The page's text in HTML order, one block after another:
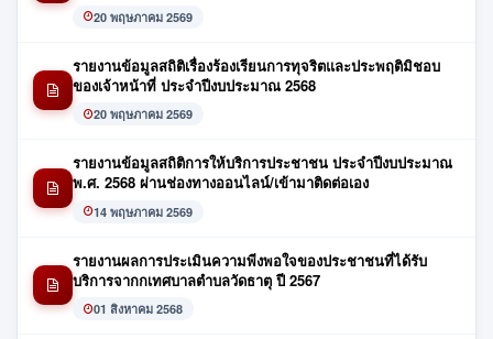
20 พฤษภาคม 2569
รายงานข้อมูลสถิติเรื่องร้องเรียนการทุจริตและประพฤติมิชอบ
ของเจ้าหน้าที่ ประจำปีงบประมาณ 2568
20 พฤษภาคม 2569
รายงานข้อมูลสถิติการให้บริการประชาชน ประจำปีงบประมาณ
พ.ศ. 2568 ผ่านช่องทางออนไลน์/เข้ามาติดต่อเอง
14 พฤษภาคม 2569
รายงานผลการประเมินความพีงพอใจของประชาชนที่ได้รับ
บริการจากกเทศบาลตำบลวัดธาตุ ปี 2567
01 สิงหาคม 2568